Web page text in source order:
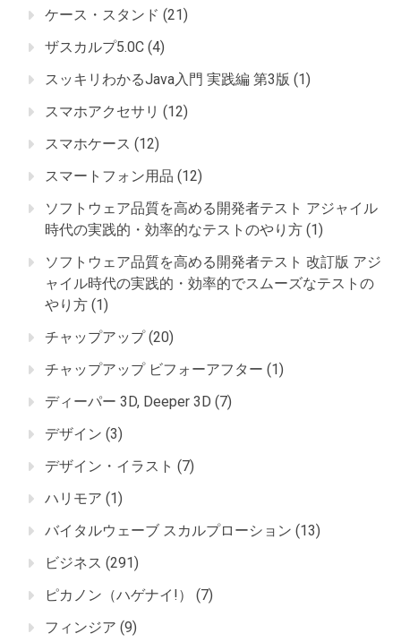
ケース・スタンド (21)
ザスカルプ5.0C (4)
スッキリわかるJava入門 実践編 第3版 (1)
スマホアクセサリ (12)
スマホケース (12)
スマートフォン用品 (12)
ソフトウェア品質を高める開発者テスト アジャイル
時代の実践的・効率的なテストのやり方 (1)
ソフトウェア品質を高める開発者テスト 改訂版 アジ
ャイル時代の実践的・効率的でスムーズなテストの
やり方 (1)
チャップアップ(20)
チャップアップ ビフォーアフター (1)
ディーパー 3D, Deeper 3D (7)
デザイン (3)
デザイン・イラスト (7)
ハリモア (1)
バイタルウェーブ スカルプローション (13)
ビジネス (291)
ピカノン（ハゲナイ!）
(7)
フィンジア (9)